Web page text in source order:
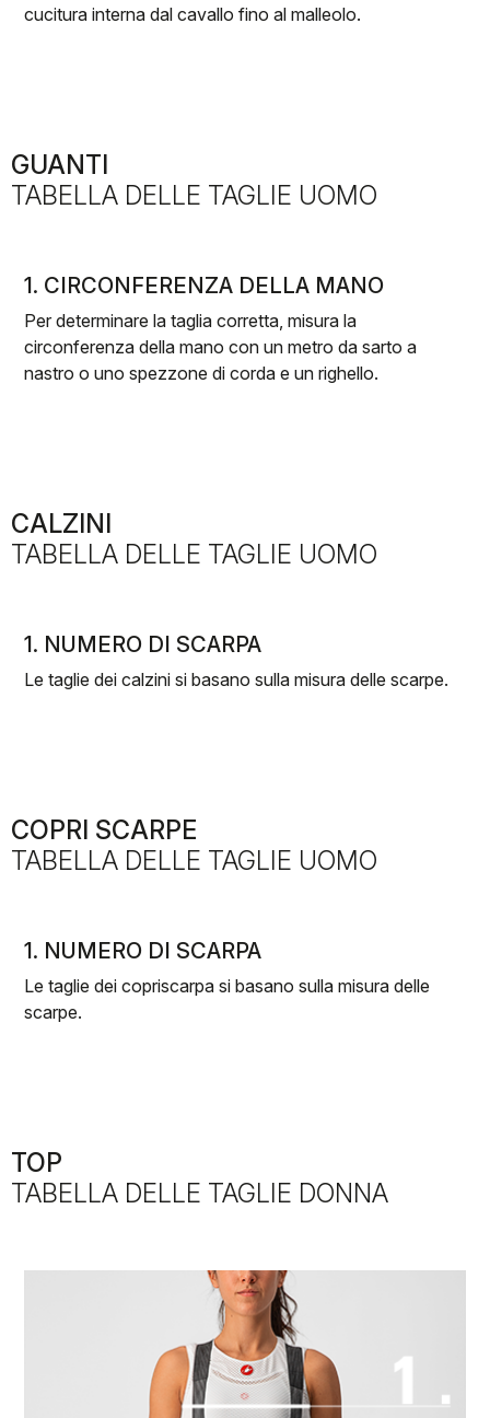
cucitura interna dal cavallo fino al malleolo.
GUANTI
TABELLA DELLE TAGLIE UOMO
1. CIRCONFERENZA DELLA MANO
Per determinare la taglia corretta, misura la
circonferenza della mano con un metro da sarto a
nastro o uno spezzone di corda e un righello.
CALZINI
TABELLA DELLE TAGLIE UOMO
1. NUMERO DI SCARPA
Le taglie dei calzini si basano sulla misura delle scarpe.
COPRI SCARPE
TABELLA DELLE TAGLIE UOMO
1. NUMERO DI SCARPA
Le taglie dei copriscarpa si basano sulla misura delle
scarpe.
TOP
TABELLA DELLE TAGLIE DONNA